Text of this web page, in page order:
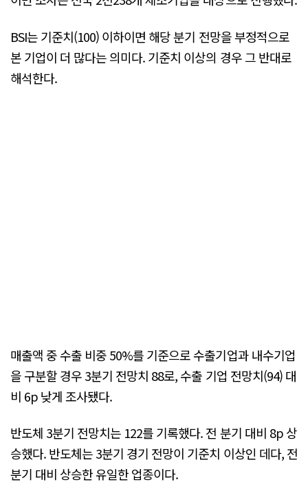
BSI는 기준치(100) 이하이면 해당 분기 전망을 부정적으로
본 기업이 더 많다는 의미다. 기준치 이상의 경우 그 반대로
해석한다.
매출액 중 수출 비중 50%를 기준으로 수출기업과 내수기업
을 구분할 경우 3분기 전망치 88로, 수출 기업 전망치(94) 대
비 6p 낮게 조사됐다.
반도체 3분기 전망치는 122를 기록했다. 전 분기 대비 8p 상
승했다. 반도체는 3분기 경기 전망이 기준치 이상인 데다, 전
분기 대비 상승한 유일한 업종이다.